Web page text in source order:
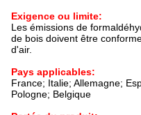
Exigence ou limite:
Les émissions de
de bois doivent être
d'air.
Pays applicables:
France; Italie; Allemagne;
Pologne; Belgique